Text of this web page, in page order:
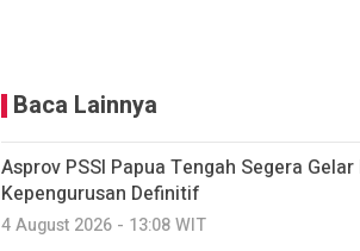
Baca Lainnya
Asprov PSSI Papua Tengah Segera
Kepengurusan Definitif
4 August 2026 - 13:08 WIT